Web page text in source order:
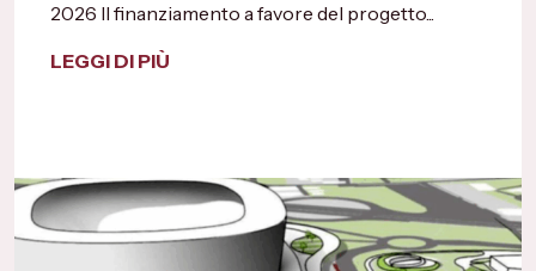
2026 Il finanziamento a favore del progetto...
LEGGI DI PIÙ